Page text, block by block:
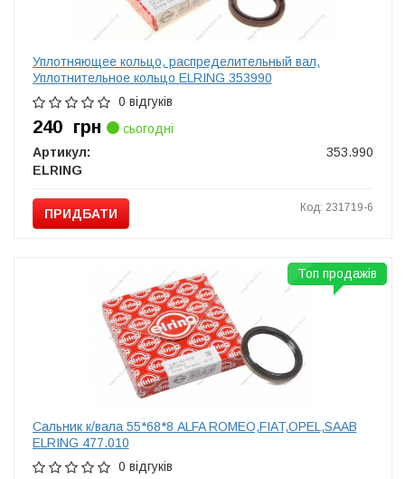
Уплотняющее кольцо, распределительный вал,
Уплотнительное кольцо ELRING 353990
0 відгуків
240 грн
сьогодні
Артикул:
353.990
ELRING
ПРИДБАТИ Код: 231719-6
Сальник к/вала 55*68*8 ALFA ROMEO,FIAT,OPEL,SAAB
ELRING 477.010
0 відгуків
Топ продажів